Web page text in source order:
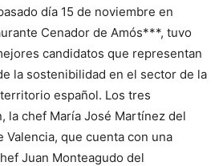
día 15 de noviembre en
Cenador de Amós***, tuvo
candidatos que representan
la sostenibilidad en el sector de la
español. Los tres
la chef María José Martínez del
Valencia, que cuenta con una
Juan Monteagudo del